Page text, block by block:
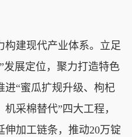
建现代产业体系。立足
发展定位，聚力打造特色
进“蜜瓜扩规升级、枸杞
采棉替代”四大工程，
加工链条，推动20万锭